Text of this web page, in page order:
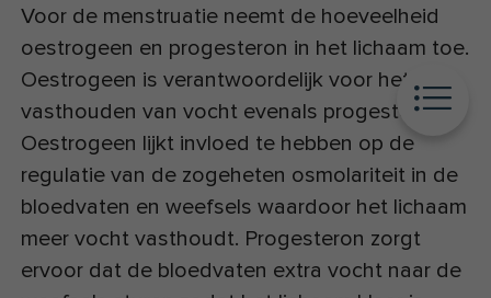
Voor de menstruatie neemt de hoeveelheid
oestrogeen en progesteron in het lichaam toe.
Oestrogeen is verantwoordelijk voor het
vasthouden van vocht evenals progesteron.
Oestrogeen lijkt invloed te hebben op de
regulatie van de zogeheten osmolariteit in de
bloedvaten en weefsels waardoor het lichaam
meer vocht vasthoudt. Progesteron zorgt
ervoor dat de bloedvaten extra vocht naar de